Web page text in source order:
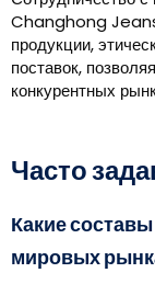
Changhong
продукции,
поставок,
конкурентных
Часто
Какие
мировых